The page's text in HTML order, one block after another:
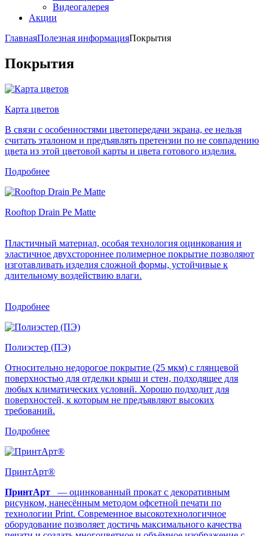
Видеогалерея
Акции
ГлавнаяПолезная информацияПокрытия
Покрытия
Карта цветов
В связи с особенностями цветопередачи экрана, ее нельзя
считать эталоном и предъявлять претензии по не совпадению
цвета из этой цветовой карты и цвета готового изделия.
Подробнее
Rooftop Drain Pe Matte
Пластичный материал, особая технология оцинкования и
эластичное двухстороннее полимерное покрытие позволяют
изготавливать изделия сложной формы, устойчивые к
длительному воздействию влаги.
Подробнее
Полиэстер (ПЭ)
Относительно недорогое покрытие (25 мкм) с глянцевой
поверхностью для отделки крыш и стен, подходящее для
любых климатических условий. Хорошо подходит для
поверхностей, к которым не предъявляют высоких
требований.
Подробнее
ПринтАрт®
ПринтАрт
— оцинкованный прокат с декоративным
рисунком, нанесённым методом офсетной печати по
технологии Print. Современное высокотехнологичное
оборудование позволяет достичь максимального качества